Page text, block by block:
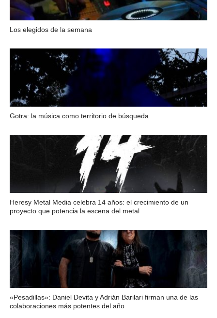
Los elegidos de la semana
Gotra: la música como territorio de búsqueda
Heresy Metal Media celebra 14 años: el crecimiento de un
proyecto que potencia la escena del metal
«Pesadillas»: Daniel Devita y Adrián Barilari firman una de las
colaboraciones más potentes del año